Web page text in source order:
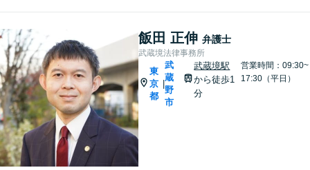
飯田 正伸 弁護士
武蔵境法律事務所
東
京
都
|
武
蔵
野
市
武蔵境駅
から徒歩1
分
営業時間：09:30~
17:30（平日）